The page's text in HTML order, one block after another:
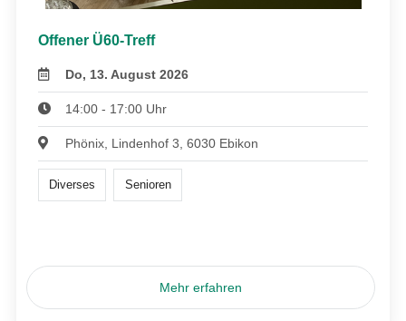
Offener Ü60-Treff
Do, 13. August 2026
14:00 - 17:00 Uhr
Phönix, Lindenhof 3, 6030 Ebikon
Diverses Senioren
Mehr erfahren